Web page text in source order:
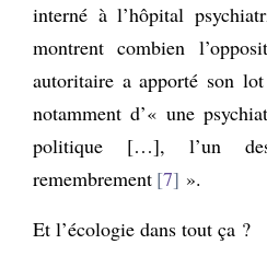
interné à l’hôpital
montrent combien
autoritaire a apporté son
notamment d’« une
politique […], l’un
remembrement 7 ».
Et l’écologie dans tout ça ?